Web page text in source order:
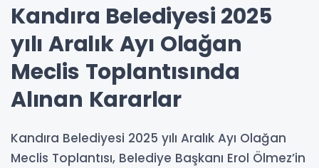
Kandıra Belediyesi 2025
yılı Aralık Ayı Olağan
Meclis Toplantısında
Alınan Kararlar
Kandıra Belediyesi 2025 yılı Aralık Ayı Olağan
Meclis Toplantısı, Belediye Başkanı Erol Ölmez’in